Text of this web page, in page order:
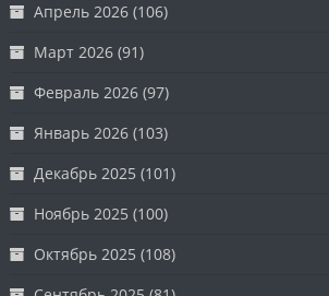
Апрель 2026 (106)
Март 2026 (91)
Февраль 2026 (97)
Январь 2026 (103)
Декабрь 2025 (101)
Ноябрь 2025 (100)
Октябрь 2025 (108)